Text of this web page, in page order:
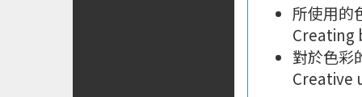
所使用的
Creating
對於色彩
Creative